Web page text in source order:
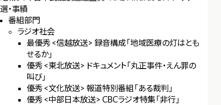
選・事績
番組部門
ラジオ社会
最優秀 <信越放送> 録音構成「地域医療の灯はとも
せるか」
優秀 <東北放送> ドキュメント「丸正事件・えん罪の
叫び」
優秀 <文化放送> 報道特別番組「ある裁判」
優秀 <中部日本放送> CBCラジオ特集「非行」